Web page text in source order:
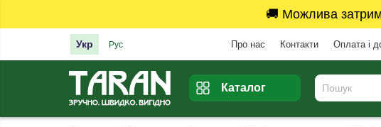
🚚 Можлива
Укр Рус Про нас Контакти Оплата і
Каталог